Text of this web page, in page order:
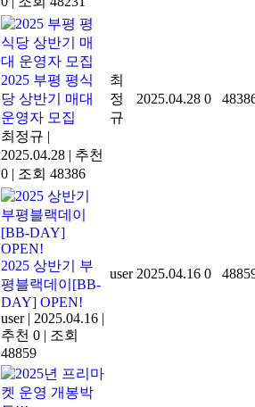
2025 부평 평식
당 상반기 매대
운영자 모집
최정규 |
2025.04.28 | 추천
0 | 조회 48386
최
정
규
2025.04.28 0
2025 상반기 부
평블랙데이[BB-
DAY] OPEN!
user | 2025.04.16 |
추천 0 | 조회
48859
user 2025.04.16 0